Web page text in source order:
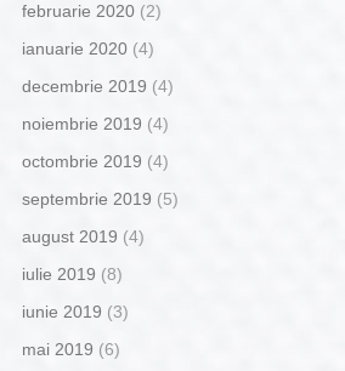
februarie 2020(2)
ianuarie 2020(4)
decembrie 2019 (4)
noiembrie 2019 (4)
octombrie 2019 (4)
septembrie 2019 (5)
august 2019 (4)
iulie 2019 (8)
iunie 2019 (3)
mai 2019 (6)